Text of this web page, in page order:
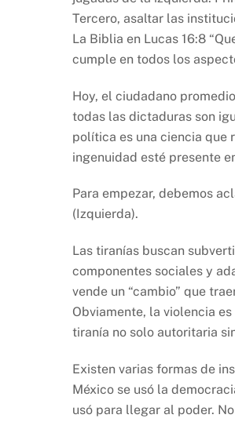
Tercero, asaltar las
La Biblia en Lucas 16:8
cumple en todos los
Hoy, el ciudadano
todas las dictaduras son
política es una ciencia que
ingenuidad esté presente
Para empezar, debemos
(Izquierda).
Las tiranías buscan
componentes sociales y
vende un “cambio” que
Obviamente, la violencia
tiranía no solo autoritaria
Existen varias formas de
México se usó la
usó para llegar al poder.